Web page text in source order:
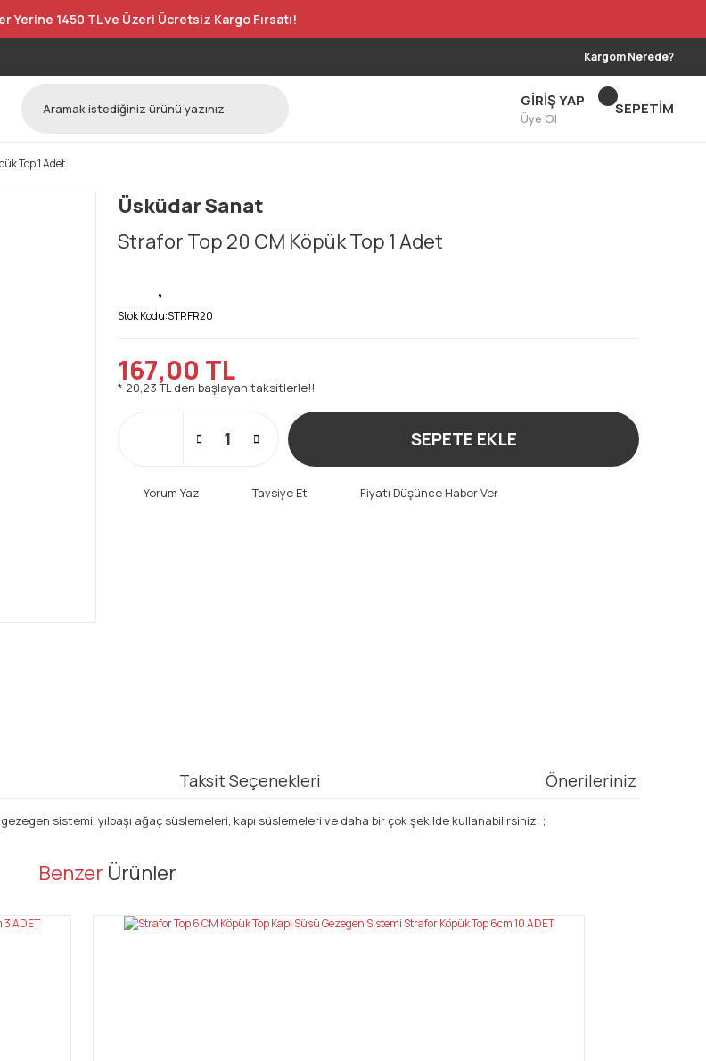
Yerine 1450 TL ve Üzeri Ücretsiz Kargo Fırsatı!
Kargom Nerede?
GİRİŞ YAP
Üye Ol
SEPETİM
Top 1 Adet
Üsküdar Sanat
Strafor Top 20 CM Köpük Top 1 Adet
Stok Kodu:STRFR20
167,00 TL
* 20,23 TL den başlayan taksitlerle!!
SEPETE EKLE
Yorum Yaz Tavsiye Et Fiyatı Düşünce Haber Ver
Taksit Seçenekleri Önerileriniz
sistemi, yılbaşı ağaç süslemeleri, kapı süslemeleri ve daha bir çok şekilde kullanabilirsiniz. ;
gördüğünüz noktaları öneri formunu kullanarak tarafımıza iletebilirsiniz.
Benzer Ürünler